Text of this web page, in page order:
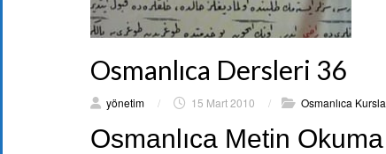
Osmanlıca Dersleri 36
yönetim / 15 Mart 2010 / Osmanlıca
Osmanlıca Metin Okuma